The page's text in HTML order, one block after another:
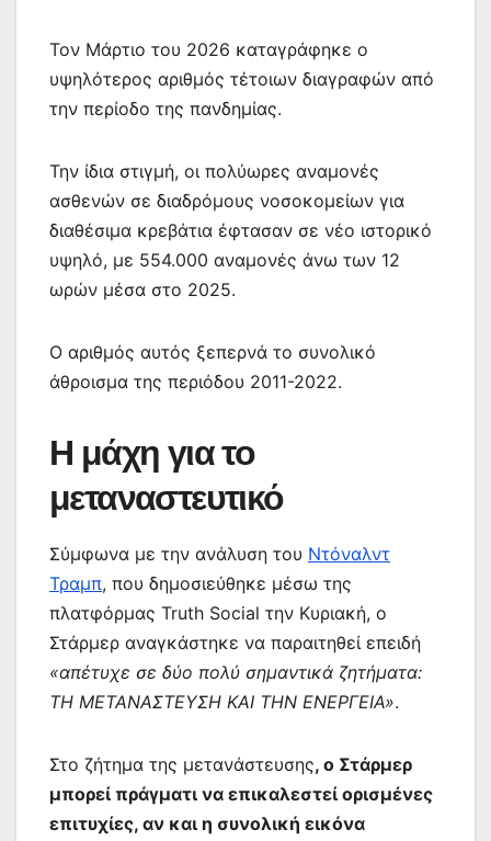
Τον Μάρτιο του 2026 καταγράφηκε ο
υψηλότερος αριθμός τέτοιων διαγραφών από
την περίοδο της πανδημίας.
Την ίδια στιγμή, οι πολύωρες αναμονές
ασθενών σε διαδρόμους νοσοκομείων για
διαθέσιμα κρεβάτια έφτασαν σε νέο ιστορικό
υψηλό, με 554.000 αναμονές άνω των 12
ωρών μέσα στο 2025.
Ο αριθμός αυτός ξεπερνά το συνολικό
άθροισμα της περιόδου 2011-2022.
Η μάχη για το
μεταναστευτικό
Σύμφωνα με την ανάλυση του Ντόναλντ
Τραμπ, που δημοσιεύθηκε μέσω της
πλατφόρμας Truth Social την Κυριακή, ο
Στάρμερ αναγκάστηκε να παραιτηθεί επειδή
«απέτυχε σε δύο πολύ σημαντικά ζητήματα:
ΤΗ ΜΕΤΑΝΑΣΤΕΥΣΗ ΚΑΙ ΤΗΝ ΕΝΕΡΓΕΙΑ».
Στο ζήτημα της μετανάστευσης, ο Στάρμερ
μπορεί πράγματι να επικαλεστεί ορισμένες
επιτυχίες, αν και η συνολική εικόνα